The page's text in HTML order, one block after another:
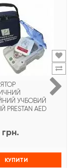
УЧБОВИЙ
PRESTAN AED
КУПИТИ